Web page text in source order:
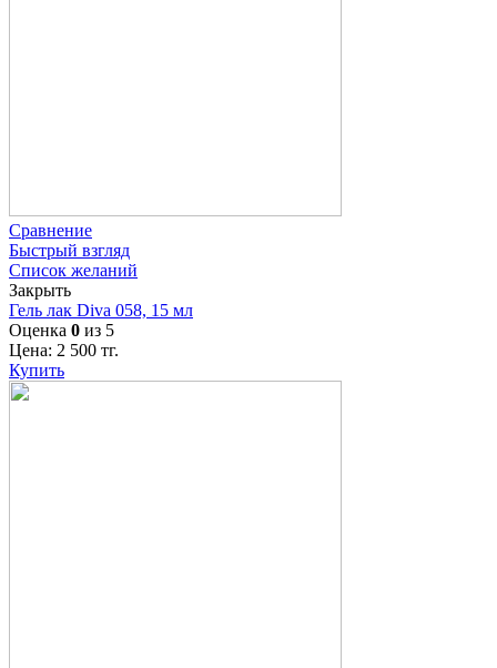
Сравнение
Быстрый взгляд
Список желаний
Закрыть
Гель лак Diva 058, 15 мл
Оценка 0 из 5
Цена: 2 500 тг.
Купить